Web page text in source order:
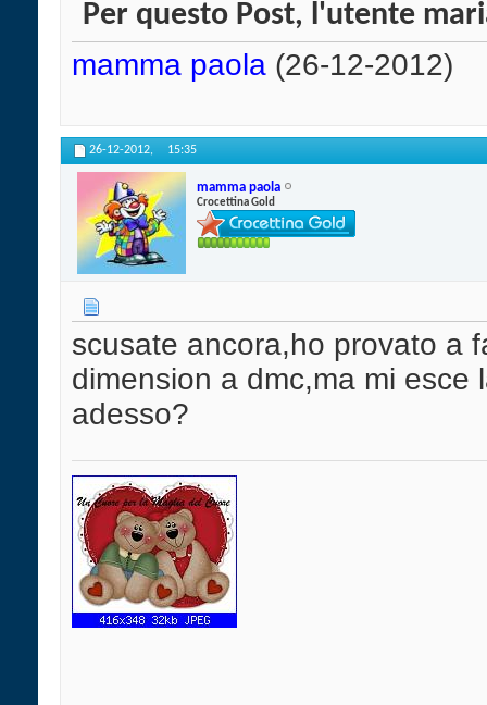
Per questo Post, l'utente
mamma paola (26-12-2012)
26-12-2012, 15:35
mamma paola
Crocettina Gold
scusate ancora,ho provato a
dimension a dmc,ma mi esce
adesso?